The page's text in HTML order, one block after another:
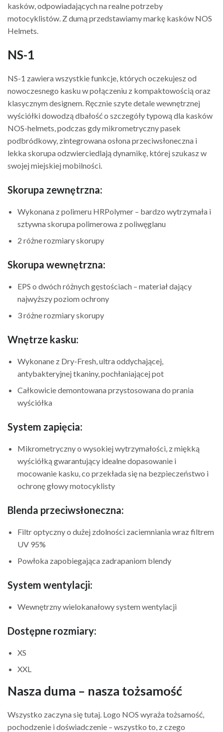
kasków, odpowiadających na realne potrzeby
motocyklistów. Z dumą przedstawiamy markę kasków NOS
Helmets.
NS-1
NS-1 zawiera wszystkie funkcje, których oczekujesz od
nowoczesnego kasku w połączeniu z kompaktowością oraz
klasycznym designem. Ręcznie szyte detale wewnętrznej
wyściółki dowodzą dbałość o szczegóły typową dla kasków
NOS-helmets, podczas gdy mikrometryczny pasek
podbródkowy, zintegrowana osłona przeciwsłoneczna i
lekka skorupa odzwierciedlają dynamikę, której szukasz w
swojej miejskiej mobilności.
Skorupa zewnętrzna:
Wykonana z polimeru HRPolymer – bardzo wytrzymała i
sztywna skorupa polimerowa z poliwęglanu
2 różne rozmiary skorupy
Skorupa wewnętrzna:
EPS o dwóch różnych gęstościach – materiał dający
najwyższy poziom ochrony
3 różne rozmiary skorupy
Wnętrze kasku:
Wykonane z Dry-Fresh, ultra oddychającej,
antybakteryjnej tkaniny, pochłaniającej pot
Całkowicie demontowana przystosowana do prania
wyściółka
System zapięcia:
Mikrometryczny o wysokiej wytrzymałości, z miękką
wyściółką gwarantujący idealne dopasowanie i
mocowanie kasku, co przekłada się na bezpieczeństwo i
ochronę głowy motocyklisty
Blenda przeciwsłoneczna:
Filtr optyczny o dużej zdolności zaciemniania wraz filtrem
UV 95%
Powłoka zapobiegająca zadrapaniom blendy
System wentylacji:
Wewnętrzny wielokanałowy system wentylacji
Dostępne rozmiary:
XS
XXL
Nasza duma – nasza tożsamość
Wszystko zaczyna się tutaj. Logo NOS wyraża tożsamość,
pochodzenie i doświadczenie – wszystko to, z czego